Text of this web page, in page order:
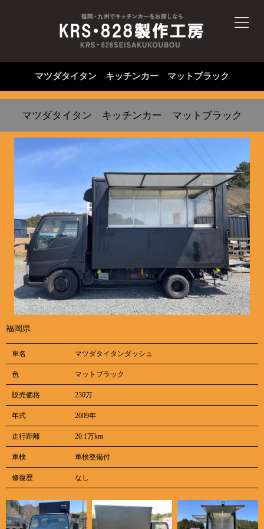
マツダタイタン キッチンカー マットブラック
マツダタイタン キッチンカー マットブラック
福岡県
車名 マツダタイタンダッシュ
色 マットブラック
販売価格 230万
年式 2009年
走行距離 20.1万km
車検 車検整備付
修復歴 なし